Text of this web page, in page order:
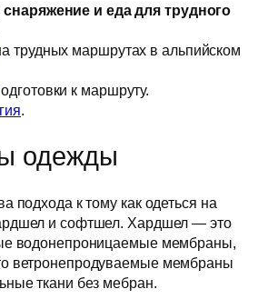
и еда для трудного
трудных маршрутах в альпийском
к маршруту.
.
одежды
подхода к тому как одеться на
и софтшел. Хардшел — это
водонепроницаемые мембраны,
ветронепродуваемые мембраны
ткани без мебран.